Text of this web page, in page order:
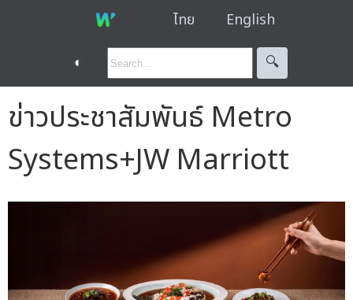
ไทย English
◐ 🔍︎
ข่าวประชาสัมพันธ์ Metro
Systems+JW Marriott